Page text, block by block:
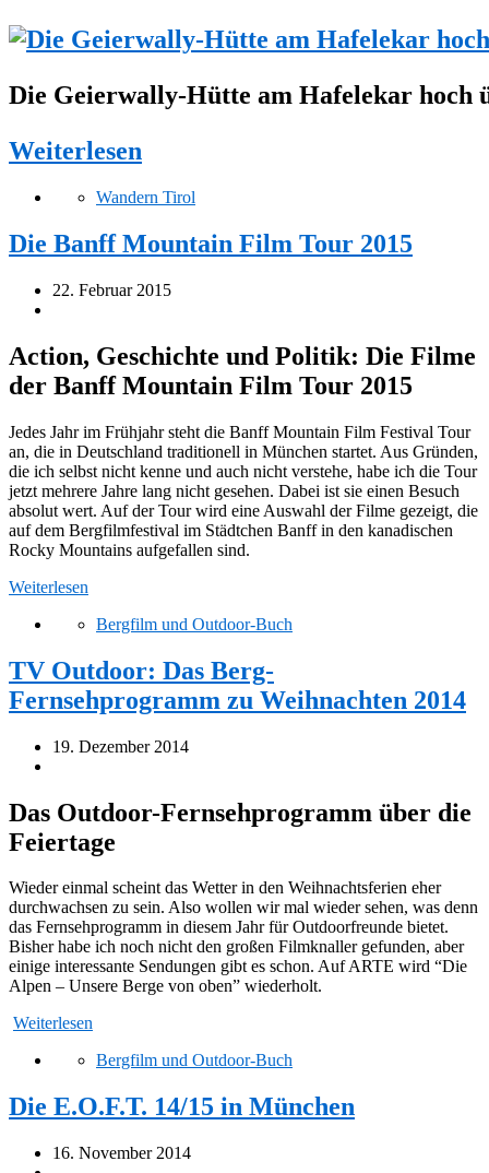
Die Geierwally-Hütte am Hafelekar hoch
Weiterlesen
Wandern Tirol
Die Banff Mountain Film Tour 2015
22. Februar 2015
Action, Geschichte und Politik: Die Filme
der Banff Mountain Film Tour 2015
Jedes Jahr im Frühjahr steht die Banff Mountain Film Festival Tour
an, die in Deutschland traditionell in München startet. Aus Gründen,
die ich selbst nicht kenne und auch nicht verstehe, habe ich die Tour
jetzt mehrere Jahre lang nicht gesehen. Dabei ist sie einen Besuch
absolut wert. Auf der Tour wird eine Auswahl der Filme gezeigt, die
auf dem Bergfilmfestival im Städtchen Banff in den kanadischen
Rocky Mountains aufgefallen sind.
Weiterlesen
Bergfilm und Outdoor-Buch
TV Outdoor: Das Berg-
Fernsehprogramm zu Weihnachten 2014
19. Dezember 2014
Das Outdoor-Fernsehprogramm über die
Feiertage
Wieder einmal scheint das Wetter in den Weihnachtsferien eher
durchwachsen zu sein. Also wollen wir mal wieder sehen, was denn
das Fernsehprogramm in diesem Jahr für Outdoorfreunde bietet.
Bisher habe ich noch nicht den großen Filmknaller gefunden, aber
einige interessante Sendungen gibt es schon. Auf ARTE wird “Die
Alpen – Unsere Berge von oben” wiederholt.
Weiterlesen
Bergfilm und Outdoor-Buch
Die E.O.F.T. 14/15 in München
16. November 2014